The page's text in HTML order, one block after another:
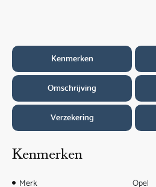
Kenmerken
Omschrijving
Verzekering
Kenmerken
Merk
Opel